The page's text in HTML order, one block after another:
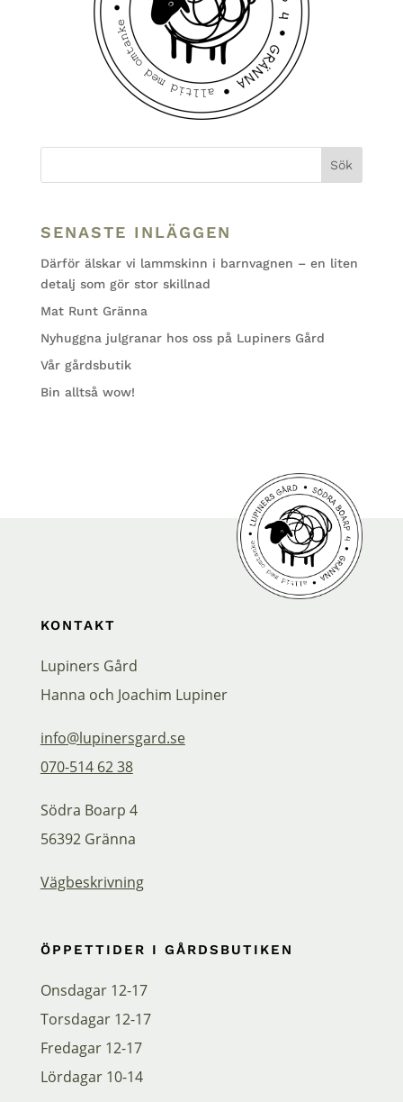
SENASTE INLÄGGEN
Därför älskar vi lammskinn i barnvagnen – en liten
detalj som gör stor skillnad
Mat Runt Gränna
Nyhuggna julgranar hos oss på Lupiners Gård
Vår gårdsbutik
Bin alltså wow!
KONTAKT
Lupiners Gård
Hanna och Joachim Lupiner
info@lupinersgard.se
070-514 62 38
Södra Boarp 4
56392 Gränna
Vägbeskrivning
ÖPPETTIDER I GÅRDSBUTIKEN
Onsdagar 12-17
Torsdagar 12-17
Fredagar 12-17
Lördagar 10-14